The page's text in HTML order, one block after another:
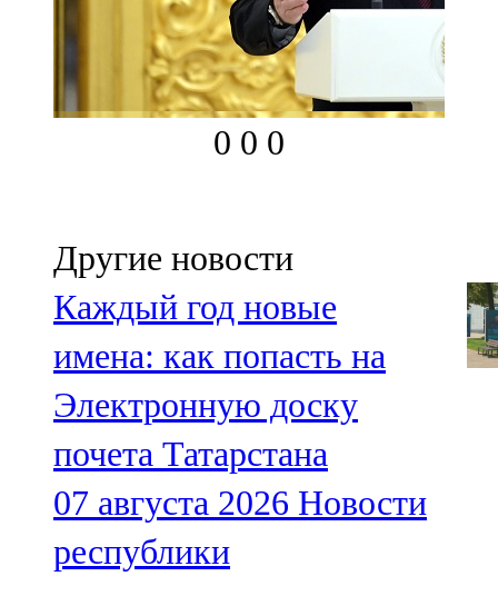
0 0 0
Другие новости
Каждый год новые
имена: как попасть на
Электронную доску
почета Татарстана
07 августа 2026 Новости
республики